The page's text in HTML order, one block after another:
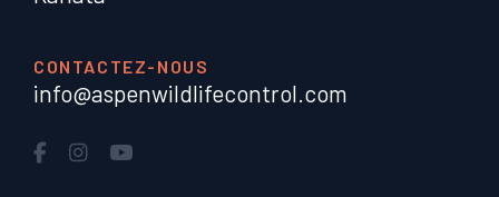
CONTACTEZ-NOUS
info@aspenwildlifecontrol.com